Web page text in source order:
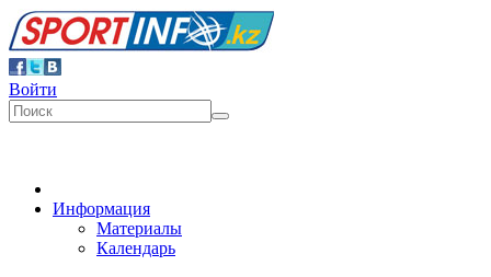
Войти
Информация
Материалы
Календарь